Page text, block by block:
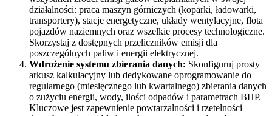
działalności: praca maszyn górniczych (koparki, ładowarki,
transportery), stacje energetyczne, układy wentylacyjne, flota
pojazdów naziemnych oraz wszelkie procesy technologiczne.
Skorzystaj z dostępnych przeliczników emisji dla
poszczególnych paliw i energii elektrycznej.
Wdrożenie systemu zbierania danych: Skonfiguruj prosty
arkusz kalkulacyjny lub dedykowane oprogramowanie do
regularnego (miesięcznego lub kwartalnego) zbierania danych
o zużyciu energii, wody, ilości odpadów i parametrach BHP.
Kluczowe jest zapewnienie powtarzalności i rzetelności